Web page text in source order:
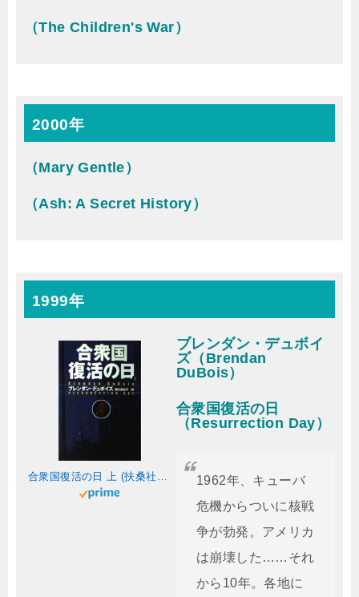
（The Children's War）
2000年
（Mary Gentle）
（Ash: A Secret History）
1999年
合衆国復活の日 上 (扶桑社ミステリー テ 6-1)
ブレンダン・デュボイ
ズ（Brendan
DuBois）
合衆国復活の日
（Resurrection Day）
1962年、キューバ
危機からついに核戦
争が勃発。アメリカ
は崩壊した……それ
から10年。各地に